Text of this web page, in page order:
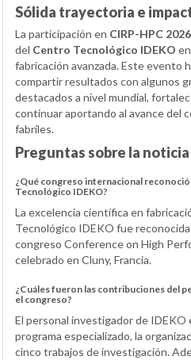
Sólida trayectoria e
La participación en CIRP-HPC 2026
del Centro Tecnológico IDEKO
fabricación avanzada. Este evento
compartir resultados con algunos
destacados a nivel mundial,
continuar aportando al avance del
fabriles.
Preguntas sobre la noticia
¿Qué congreso internacional
Tecnológico IDEKO?
La excelencia científica en
Tecnológico IDEKO fue
congreso Conference on High
celebrado en Cluny, Francia.
¿Cuáles fueron las contribuciones del
el congreso?
El personal investigador de IDEKO
programa especializado, la
cinco trabajos de investigación.